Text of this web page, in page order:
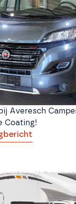
Averesch
Coating!
leuke